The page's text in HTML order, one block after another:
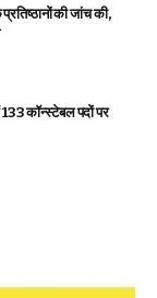
प्रतिष्ठानों की जांच की,
कॉन्स्टेबल पदों पर